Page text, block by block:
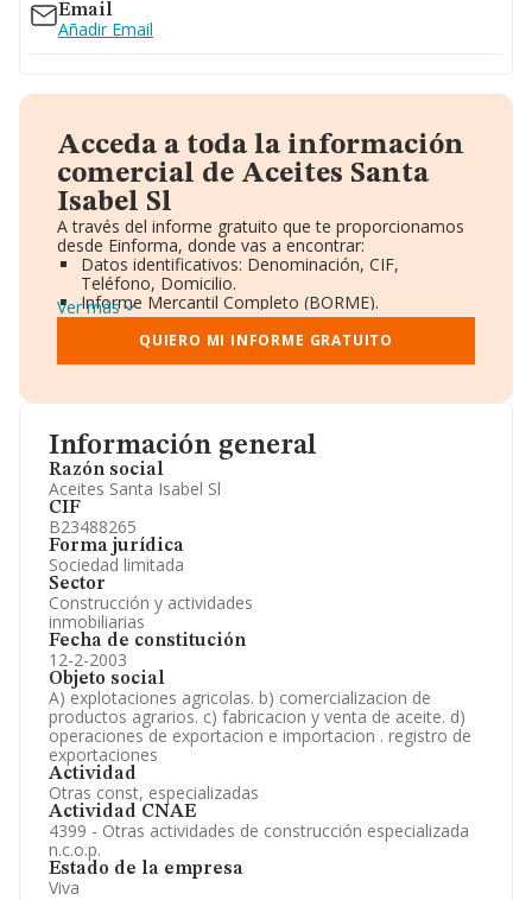
Información general
Razón social
Aceites Santa Isabel Sl
CIF
B23488265
Forma jurídica
Sociedad limitada
Sector
Construcción y actividades
inmobiliarias
Fecha de constitución
12-2-2003
Objeto social
A) explotaciones agricolas. b) comercializacion de
productos agrarios. c) fabricacion y venta de aceite. d)
operaciones de exportacion e importacion . registro de
exportaciones
Actividad
Otras const, especializadas
Actividad CNAE
4399 - Otras actividades de construcción especializada
n.c.o.p.
Estado de la empresa
Viva
Email
Añadir Email
Acceda a toda la información
comercial de Aceites Santa
Isabel Sl
A través del informe gratuito que te proporcionamos
desde Einforma, donde vas a encontrar:
Datos identificativos: Denominación, CIF,
Teléfono, Domicilio.
Informe Mercantil Completo (BORME).
Gráficos de Evolución Ventas y Empleados.
Consejo de Administración y Administradores.
Directivos y Ejecutivos.
Información oficial y registral complementaria.
Ver más
QUIERO MI INFORME GRATUITO